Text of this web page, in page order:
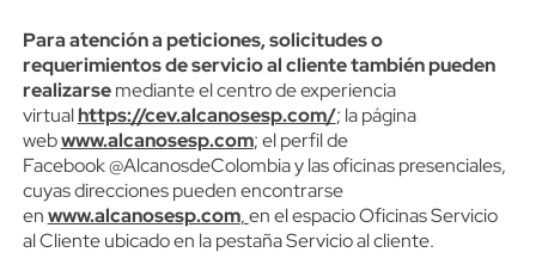
Para atención a peticiones, solicitudes o
requerimientos de servicio al cliente también pueden
realizarsemediante el centro de experiencia
virtualhttps://cev.alcanosesp.com/; la página
webwww.alcanosesp.com; el perfil de
Facebook @AlcanosdeColombia y las oficinas presenciales,
cuyas direcciones pueden encontrarse
enwww.alcanosesp.com,en el espacio Oficinas Servicio
al Cliente ubicado en la pestaña Servicio al cliente.